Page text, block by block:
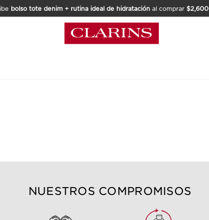
bolso tote denim + rutina ideal de hidratación al comprar $2,600
NUESTROS COMPROMISOS